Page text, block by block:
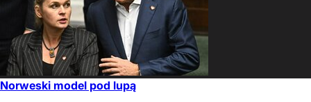
Norweski model pod lupą